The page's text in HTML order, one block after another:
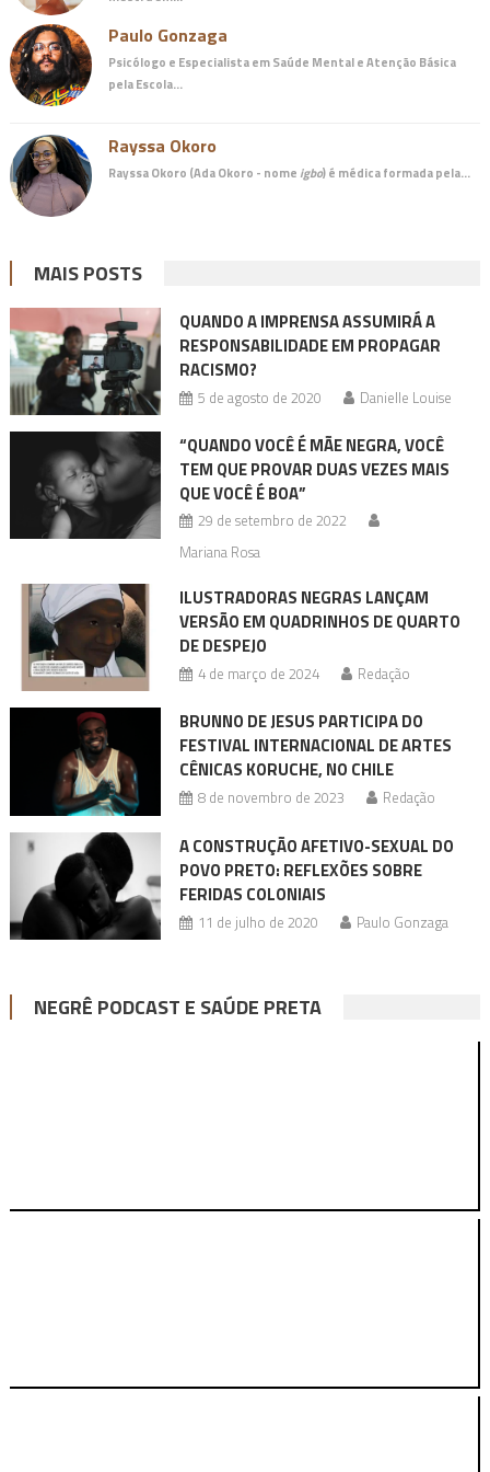
Paulo Gonzaga
Psicólogo e Especialista em Saúde Mental e Atenção Básica
pela Escola…
Rayssa Okoro
Rayssa Okoro (Ada Okoro - nome igbo) é médicaformada pela…
MAIS POSTS
QUANDO A IMPRENSA ASSUMIRÁ A
RESPONSABILIDADE EM PROPAGAR
RACISMO?
5 de agosto de 2020 Danielle Louise
“QUANDO VOCÊ É MÃE NEGRA, VOCÊ
TEM QUE PROVAR DUAS VEZES MAIS
QUE VOCÊ É BOA”
29 de setembro de 2022
Mariana Rosa
ILUSTRADORAS NEGRAS LANÇAM
VERSÃO EM QUADRINHOS DE QUARTO
DE DESPEJO
4 de março de 2024 Redação
BRUNNO DE JESUS PARTICIPA DO
FESTIVAL INTERNACIONAL DE ARTES
CÊNICAS KORUCHE, NO CHILE
8 de novembro de 2023 Redação
A CONSTRUÇÃO AFETIVO-SEXUAL DO
POVO PRETO: REFLEXÕES SOBRE
FERIDAS COLONIAIS
11 de julho de 2020 Paulo Gonzaga
NEGRÊ PODCAST E SAÚDE PRETA